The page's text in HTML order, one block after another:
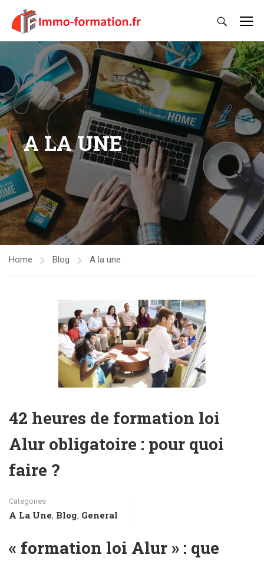
A LA UNE
Home Blog A la une
42 heures de formation loi
Alur obligatoire : pour quoi
faire ?
Categories
A La Une, Blog, General
« formation loi Alur » : que